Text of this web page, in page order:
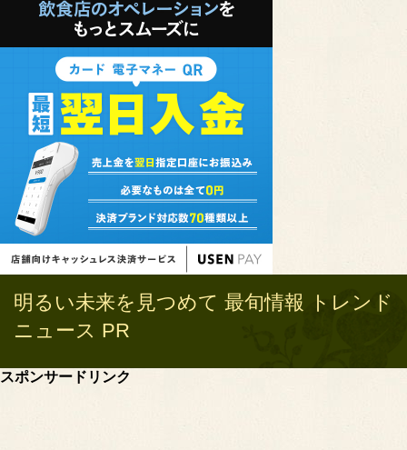
明るい未来を見つめて 最旬情報 トレンド
ニュース PR
スポンサードリンク